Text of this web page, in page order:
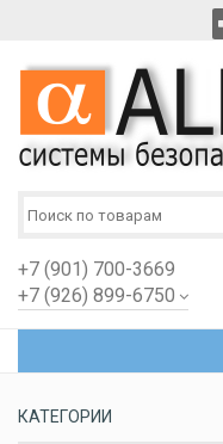
+7 (901) 700-3669
+7 (926) 899-6750
КАТЕГОРИИ